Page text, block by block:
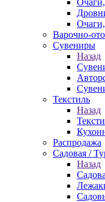
Варочно-
Сувениры
Назад
Текстиль
Назад
Распродажа
Садовая /
Назад